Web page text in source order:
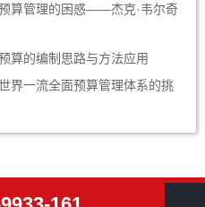
算管理的困惑——杰克·韦尔奇
算的编制思路与方法应用
界一流全面预算管理体系的挑